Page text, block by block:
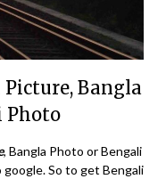
Bangla
Photo
, Bangla Photo or Bengali
So to get Bengali